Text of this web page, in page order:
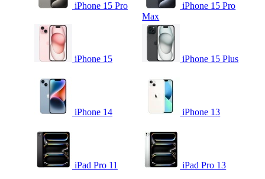
iPhone 15 Pro
iPhone 15 Pro
Max
iPhone 15 iPhone 15 Plus
iPhone 14 iPhone 13
iPad Pro 11 iPad Pro 13